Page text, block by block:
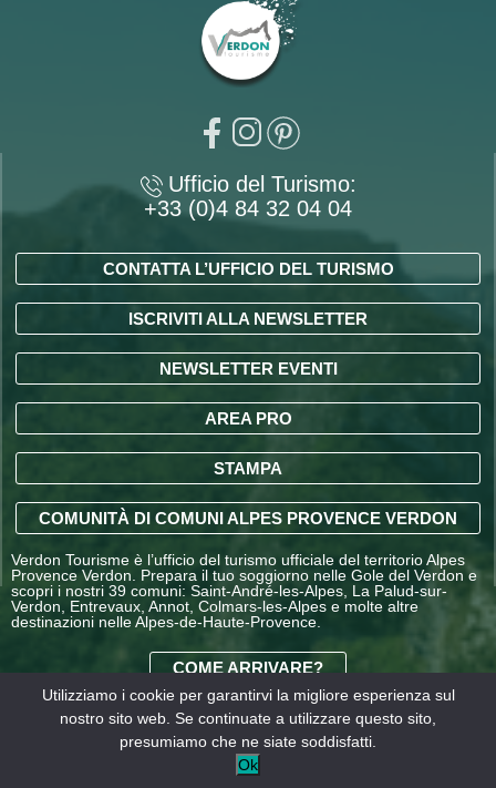
Ufficio del Turismo:
+33 (0)4 84 32 04 04
CONTATTA L’UFFICIO DEL TURISMO
ISCRIVITI ALLA NEWSLETTER
NEWSLETTER EVENTI
AREA PRO
STAMPA
COMUNITÀ DI COMUNI ALPES PROVENCE VERDON
Verdon Tourisme è l’ufficio del turismo ufficiale del territorio Alpes
Provence Verdon. Prepara il tuo soggiorno nelle Gole del Verdon e
scopri i nostri 39 comuni: Saint-André-les-Alpes, La Palud-sur-
Verdon, Entrevaux, Annot, Colmars-les-Alpes e molte altre
destinazioni nelle Alpes-de-Haute-Provence.
COME ARRIVARE?
CONDIZIONI GENERALI
DI VENDITA OFFICE DE
TOURISME
Utilizziamo i cookie per garantirvi la migliore esperienza sul
nostro sito web. Se continuate a utilizzare questo sito,
presumiamo che ne siate soddisfatti.
Ok